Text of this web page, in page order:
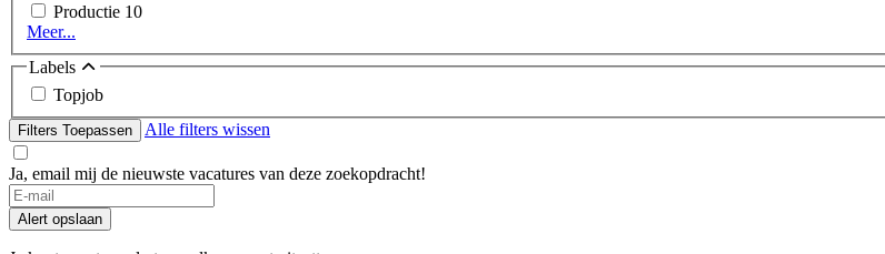
Productie 10
Meer...
Labels
Topjob
Filters Toepassen Alle filters wissen
Ja, email mij de nieuwste vacatures van deze zoekopdracht!
If
you
are
Alert opslaan